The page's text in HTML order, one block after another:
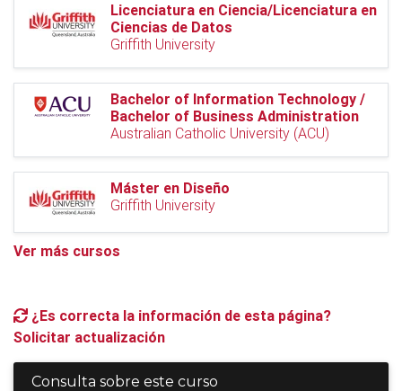
Licenciatura en Ciencia/Licenciatura en
Ciencias de Datos
Griffith University
Bachelor of Information Technology /
Bachelor of Business Administration
Australian Catholic University (ACU)
Máster en Diseño
Griffith University
Ver más cursos
¿Es correcta la información de esta página?
Solicitar actualización
Consulta sobre este curso